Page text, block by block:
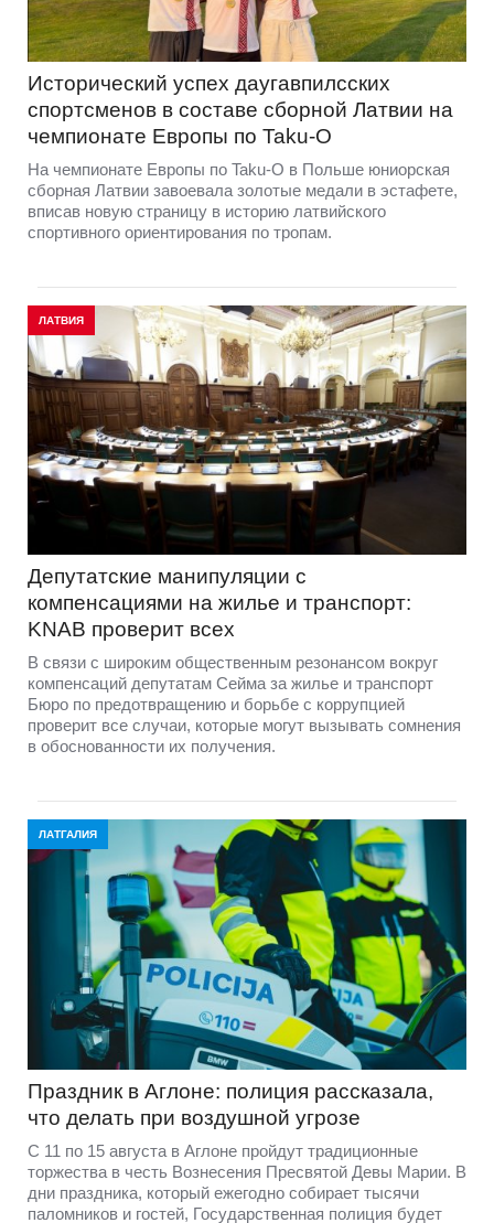
Исторический успех даугавпилсских
спортсменов в составе сборной Латвии на
чемпионате Европы по Taku-O
На чемпионате Европы по Taku-O в Польше юниорская
сборная Латвии завоевала золотые медали в эстафете,
вписав новую страницу в историю латвийского
спортивного ориентирования по тропам.
ЛАТВИЯ
Депутатские манипуляции с
компенсациями на жилье и транспорт:
KNAB проверит всех
В связи с широким общественным резонансом вокруг
компенсаций депутатам Сейма за жилье и транспорт
Бюро по предотвращению и борьбе с коррупцией
проверит все случаи, которые могут вызывать сомнения
в обоснованности их получения.
ЛАТГАЛИЯ
Праздник в Аглоне: полиция рассказала,
что делать при воздушной угрозе
С 11 по 15 августа в Аглоне пройдут традиционные
торжества в честь Вознесения Пресвятой Девы Марии. В
дни праздника, который ежегодно собирает тысячи
паломников и гостей, Государственная полиция будет